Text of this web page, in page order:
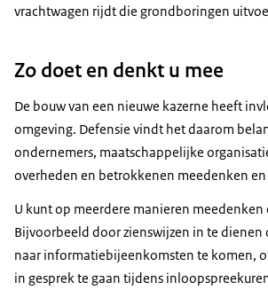
vrachtwagen rijdt die grondboringen
Zo doet en denkt u mee
De bouw van een nieuwe kazerne heeft
omgeving. Defensie vindt het daarom
ondernemers, maatschappelijke
overheden en betrokkenen meedenken en
U kunt op meerdere manieren meedenken
Bijvoorbeeld door zienswijzen in te dienen
naar informatiebijeenkomsten te komen,
in gesprek te gaan tijdens